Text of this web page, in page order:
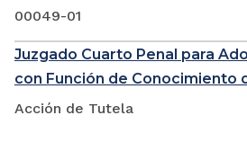
00049-01
Juzgado Cuarto Penal para
con Función de Conocimiento
Acción de Tutela